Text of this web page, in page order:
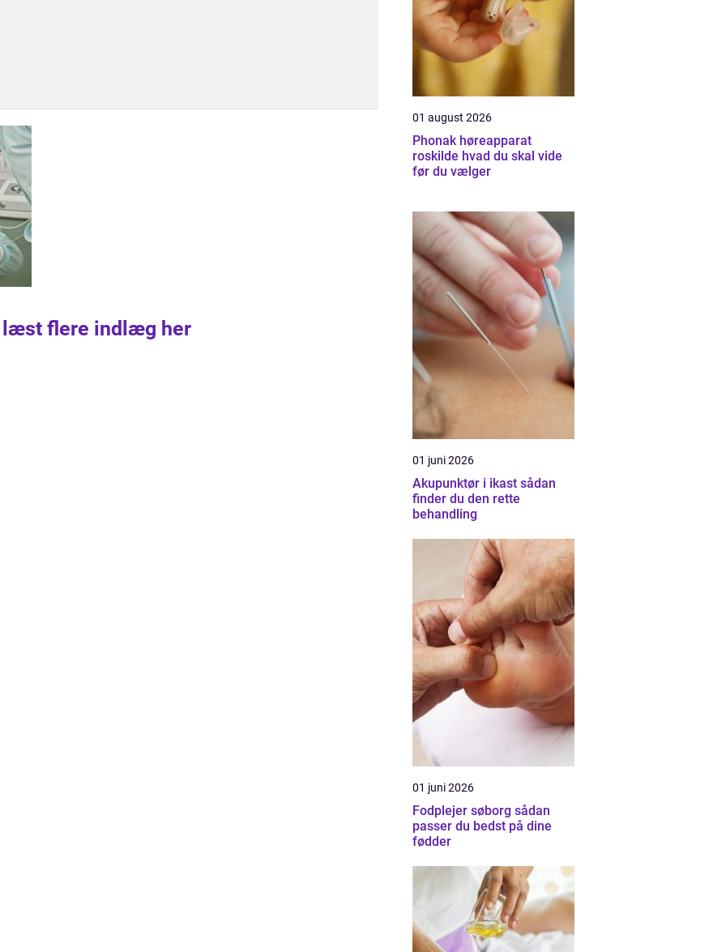
læst flere indlæg her
01 august 2026
Phonak høreapparat
roskilde hvad du skal vide
før du vælger
01 juni 2026
Akupunktør i ikast sådan
finder du den rette
behandling
01 juni 2026
Fodplejer søborg sådan
passer du bedst på dine
fødder